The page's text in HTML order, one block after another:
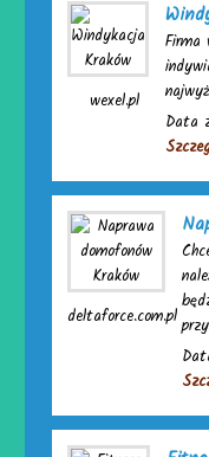
wexel.pl
Firma
Data
deltaforce.com.pl